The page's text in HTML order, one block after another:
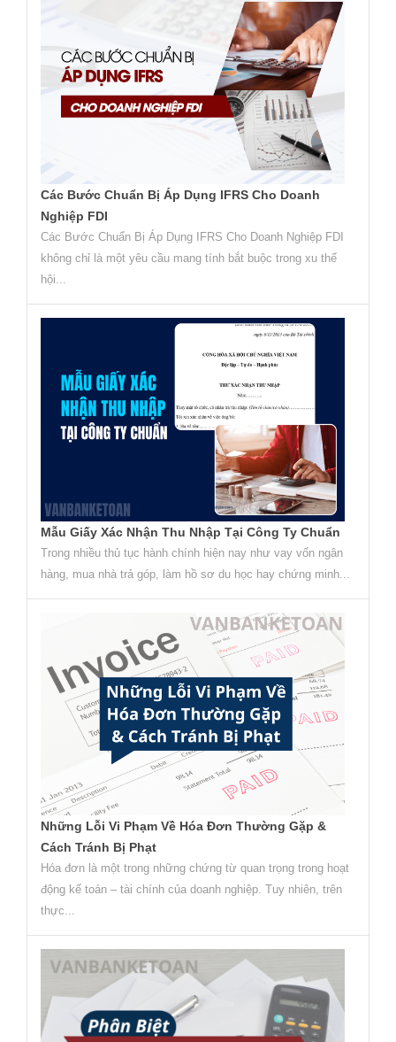
Các Bước Chuẩn Bị Áp Dụng IFRS Cho Doanh
Nghiệp FDI
Các Bước Chuẩn Bị Áp Dụng IFRS Cho Doanh Nghiệp FDI
không chỉ là một yêu cầu mang tính bắt buộc trong xu thế
hội...
Mẫu Giấy Xác Nhận Thu Nhập Tại Công Ty Chuẩn
Trong nhiều thủ tục hành chính hiện nay như vay vốn ngân
hàng, mua nhà trả góp, làm hồ sơ du học hay chứng minh...
Những Lỗi Vi Phạm Về Hóa Đơn Thường Gặp &
Cách Tránh Bị Phạt
Hóa đơn là một trong những chứng từ quan trọng trong hoạt
động kế toán – tài chính của doanh nghiệp. Tuy nhiên, trên
thực...